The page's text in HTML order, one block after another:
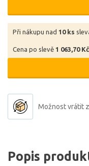
Při nákupu nad 10 ks
Cena po slevě 1 063,70 Kč
Možnost vrátit
Popis